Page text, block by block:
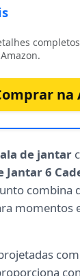
na
de jantar
Jantar 6
combina
momentos